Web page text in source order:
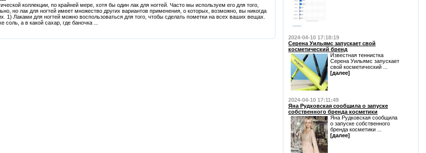
коллекции, по крайней мере, хотя бы один лак для ногтей. Часто мы используем его для того,
но лак для ногтей имеет множество других вариантов применения, о которых, возможно, вы никогда
1) Лаками для ногтей можно воспользоваться для того, чтобы сделать пометки на всех ваших вещах.
соль, а в какой сахар, где баночка ...
2024-04-10 17:18:19
Серена Уильямс запускает свой
косметический бренд
Известная теннистка
Серена Уильямс запускает
свой косметический ...
[далее]
2024-04-10 17:11:49
Яна Рудковская сообщила о запуске
собственного бренда косметики
Яна Рудковская сообщила
о запуске собственного
бренда косметики ...
[далее]